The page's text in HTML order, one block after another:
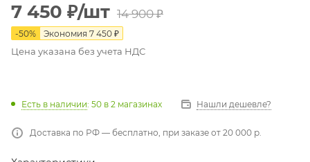
7 450 ₽/шт 14 900₽
-50% Экономия 7 450 ₽
Цена указана без учета НДС
Есть в наличии: 50 в 2 магазинах Нашли дешевле?
Доставка по РФ — бесплатно, при заказе от 20 000 р.